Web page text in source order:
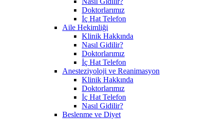
Doktorlarımız
İç Hat Telefon
Aile Hekimliği
Klinik Hakkında
Nasıl Gidilir?
Doktorlarımız
İç Hat Telefon
Anesteziyoloji ve Reanimasyon
Klinik Hakkında
Doktorlarımız
İç Hat Telefon
Nasıl Gidilir?
Beslenme ve Diyet